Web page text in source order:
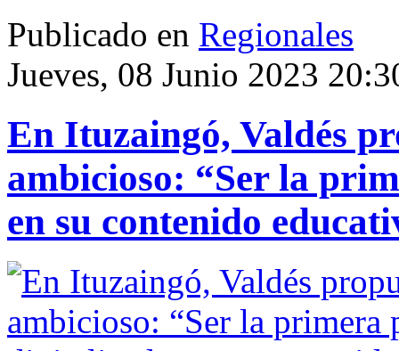
Publicado en Regionales
Jueves, 08 Junio 2023
En Ituzaingó, Valdés
ambicioso: “Ser la
en su contenido